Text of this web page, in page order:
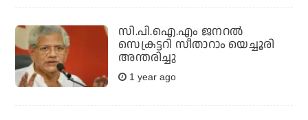
സി.പി.ഐ.എം ജനറൽ
സെക്രട്ടറി സീതാറാം യെച്ചൂരി
അന്തരിച്ചു
1 year ago